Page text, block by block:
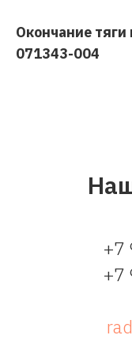
Окончание тяги
071343-004
+7
+7